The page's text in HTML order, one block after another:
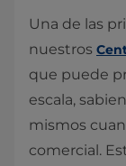
Una de las
nuestros
que puede
escala,
mismos
comercial.